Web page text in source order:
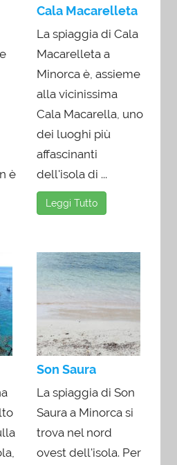
è
Cala Macarelleta
La spiaggia di Cala
Macarelleta a
Minorca è, assieme
alla vicinissima
Cala Macarella, uno
dei luoghi più
affascinanti
dell'isola di ...
Leggi Tutto
Son Saura
La spiaggia di Son
Saura a Minorca si
trova nel nord
ovest dell'isola. Per